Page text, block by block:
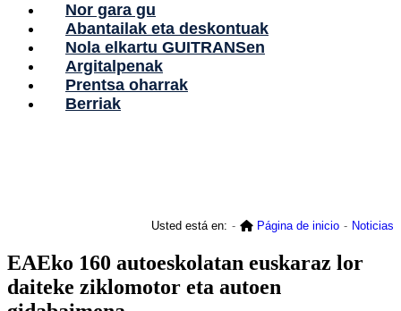
Nor gara gu
Abantailak eta deskontuak
Nola elkartu GUITRANSen
Argitalpenak
Prentsa oharrak
Berriak
Usted está en: Página de inicio Noticias
EAEko 160 autoeskolatan euskaraz lor
daiteke ziklomotor eta autoen